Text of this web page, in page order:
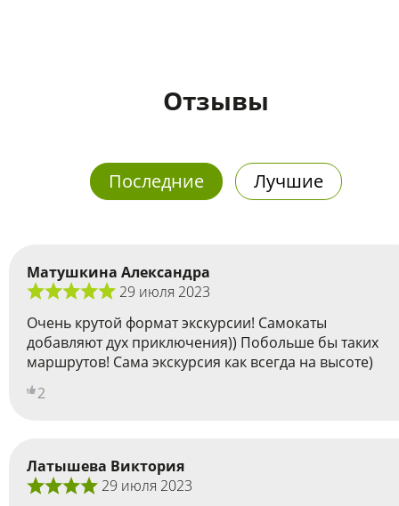
Отзывы
Последние Лучшие
Матушкина Александра
29 июля 2023
Очень крутой формат экскурсии! Самокаты
добавляют дух приключения)) Побольше бы таких
маршрутов! Сама экскурсия как всегда на высоте)
2
Латышева Виктория
29 июля 2023